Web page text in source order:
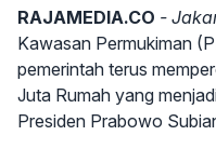
RAJAMEDIA.CO -
Kawasan Permukiman
pemerintah terus
Juta Rumah yang
Presiden Prabowo